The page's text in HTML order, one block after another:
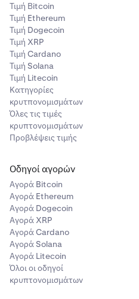
Τιμή Βitcoin
Τιμή Ethereum
Τιμή Dogecoin
Τιμή XRP
Τιμή Cardano
Τιμή Solana
Τιμή Litecoin
Κατηγορίες
κρυτπονομισμάτων
Όλες τις τιμές
κρυπτονομισμάτων
Προβλέψεις τιμής
Οδηγοί αγορών
Αγορά Bitcoin
Αγορά Ethereum
Αγορά Dogecoin
Αγορά XRP
Αγορά Cardano
Αγορά Solana
Αγορά Litecoin
Όλοι οι οδηγοί
κρυπτονομισμάτων